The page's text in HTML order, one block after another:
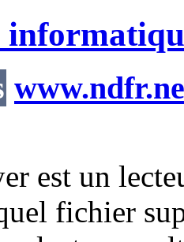
est un
fichier